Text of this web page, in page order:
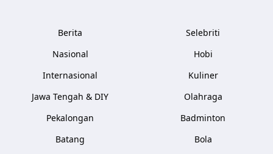
Berita
Nasional
Internasional
Jawa Tengah & DIY
Pekalongan
Batang
Selebriti
Hobi
Kuliner
Olahraga
Badminton
Bola